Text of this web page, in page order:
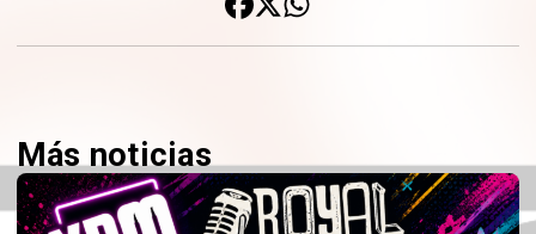
Más noticias